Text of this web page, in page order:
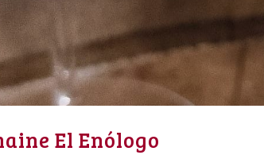
El Enólogo